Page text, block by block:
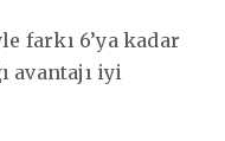
farkı 6’ya kadar
avantajı iyi